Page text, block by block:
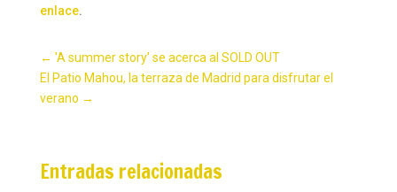
enlace.
← 'A summer story' se acerca al SOLD OUT
El Patio Mahou, la terraza de Madrid para disfrutar el
verano →
Entradas relacionadas